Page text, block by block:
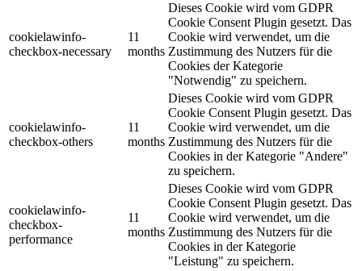
cookielawinfo-
checkbox-necessary
11
months
Dieses Cookie wird vom GDPR
Cookie Consent Plugin gesetzt. Das
Cookie wird verwendet, um die
Zustimmung des Nutzers für die
Cookies der Kategorie
"Notwendig" zu speichern.
cookielawinfo-
checkbox-others
11
months
Dieses Cookie wird vom GDPR
Cookie Consent Plugin gesetzt. Das
Cookie wird verwendet, um die
Zustimmung des Nutzers für die
Cookies in der Kategorie "Andere"
zu speichern.
cookielawinfo-
checkbox-
performance
11
months
Dieses Cookie wird vom GDPR
Cookie Consent Plugin gesetzt. Das
Cookie wird verwendet, um die
Zustimmung des Nutzers für die
Cookies in der Kategorie
"Leistung" zu speichern.